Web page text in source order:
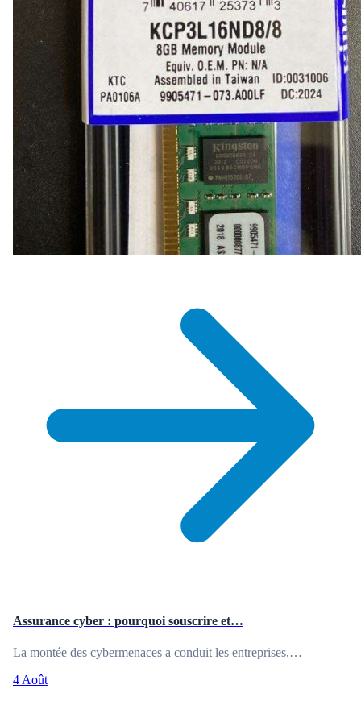
Assurance cyber : pourquoi souscrire et…
La montée des cybermenaces a conduit les entreprises,…
4 Août